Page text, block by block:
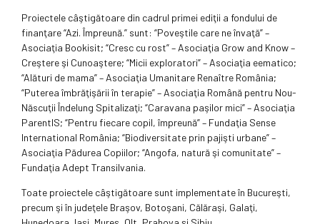
Proiectele câştigătoare din cadrul primei ediţii a fondului de
finanţare “Azi. Împreună.” sunt: “Poveştile care ne învaţă” –
Asociaţia Bookisit; “Cresc cu rost” – Asociaţia Grow and Know –
Creştere şi Cunoaştere; “Micii exploratori” – Asociaţia eematico;
“Alături de mama” – Asociaţia Umanitare Renaître România;
“Puterea îmbrăţişării în terapie” – Asociaţia Română pentru Nou-
Născuţii Îndelung Spitalizaţi; “Caravana paşilor mici” – Asociaţia
ParentIS; “Pentru fiecare copil, împreună” – Fundaţia Sense
International România; “Biodiversitate prin pajişti urbane” –
Asociaţia Pădurea Copiilor; “Angofa, natură şi comunitate” –
Fundaţia Adept Transilvania.
Toate proiectele câştigătoare sunt implementate în Bucureşti,
precum şi în judeţele Braşov, Botoşani, Călăraşi, Galaţi,